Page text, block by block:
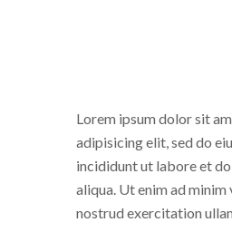
Lorem ipsum dolor sit
adipisicing elit, sed do
incididunt ut labore et
aliqua. Ut enim ad minim
nostrud exercitation